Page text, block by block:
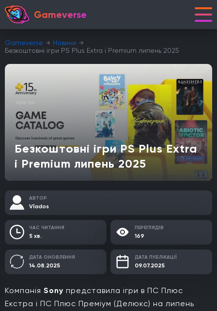
Gameverse
Gameverse
Новини
Безкоштовні ігри PS Plus Extra і Premium липень 2025
Безкоштовні ігри PS Plus Extra
і Premium липень 2025
АВТОР
Vlados
ЧАС ЧИТАННЯ
5 хв.
ПЕРЕГЛЯДІВ
169
ДАТА ОНОВЛЕННЯ
14.08.2025
ДАТА ПУБЛІКАЦІЇ
09.07.2025
Компанія Sony представила ігри в ПС Плюс
Екстра і ПС Плюс Преміум (Делюкс) на липень